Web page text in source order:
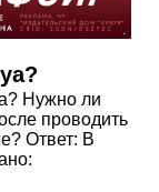
Нужно ли
проводить
Ответ: В